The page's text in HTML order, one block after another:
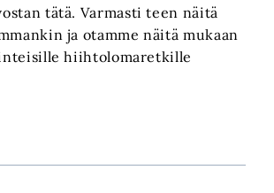
tätä. Varmasti teen näitä
ja otamme näitä mukaan
hiihtolomaretkille